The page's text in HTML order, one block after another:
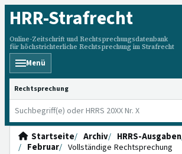
HRR-Strafrecht
Online-Zeitschrift und Rechtsprechungsdatenbank
für höchstrichterliche Rechtsprechung im Strafrecht
Menü
HRRS durchsuchen
Startseite Archiv HRRS-Ausgaben
Februar
Vollständige Rechtsprechung